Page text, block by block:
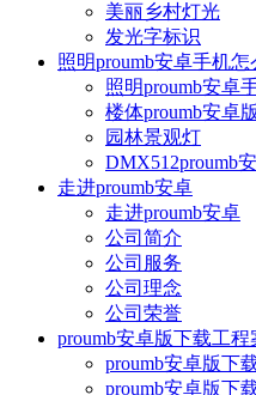
美丽乡村灯光
发光字标识
照明proumb安卓手机怎
照明proumb安卓
楼体proumb安卓
园林景观灯
DMX512proumb
走进proumb安卓
走进proumb安卓
公司简介
公司服务
公司理念
公司荣誉
proumb安卓版下载工程
proumb安卓版下
proumb安卓版下